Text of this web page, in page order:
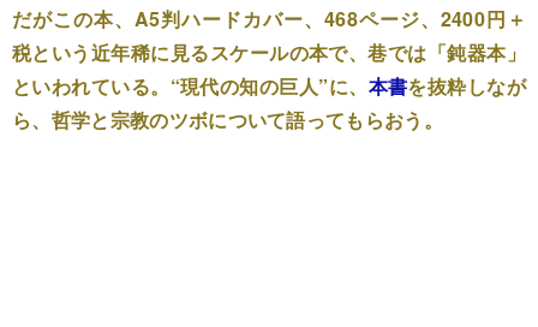
だがこの本、A5判ハードカバー、468ページ、2400円＋
税という近年稀に見るスケールの本で、巷では「鈍器本」
といわれている。“現代の知の巨人”に、 本書を抜粋しなが
ら、哲学と宗教のツボについて語ってもらおう。